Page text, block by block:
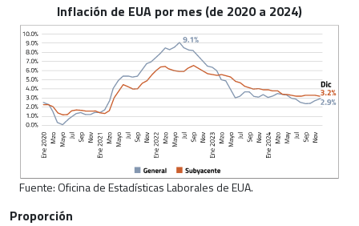
Inflación de EUA por mes (de 2020 a 2024)
Fuente: Oficina de Estadísticas Laborales de EUA.
Proporción